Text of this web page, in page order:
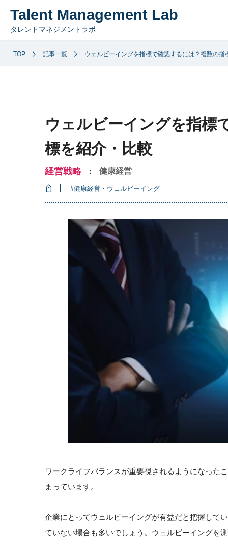
Talent Management Lab
タレントマネジメントラボ
TOP 記事一覧 ウェルビーイングを指標で確認するには？複数の指
ウェルビーイングを指標
標を紹介・比較
経営戦略 ： 健康経営
#健康経営・ウェルビーイング
ワークライフバランスが重要視されるようになった
まっています。
企業にとってウェルビーイングが有益だと把握して
ていない場合も多いでしょう。ウェルビーイングを